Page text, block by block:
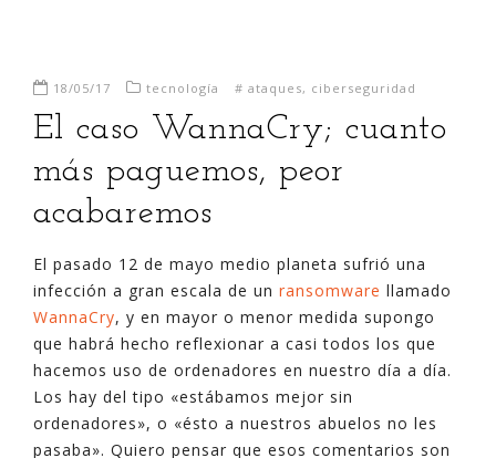
18/05/17 tecnología # ataques, ciberseguridad
El caso WannaCry; cuanto
más paguemos, peor
acabaremos
El pasado 12 de mayo medio planeta sufrió una
infección a gran escala de un ransomware llamado
WannaCry, y en mayor o menor medida supongo
que habrá hecho reflexionar a casi todos los que
hacemos uso de ordenadores en nuestro día a día.
Los hay del tipo «estábamos mejor sin
ordenadores», o «ésto a nuestros abuelos no les
pasaba». Quiero pensar que esos comentarios son